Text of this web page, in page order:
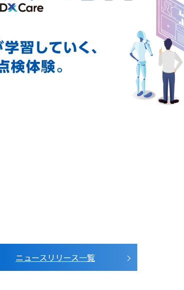
ニュースリリース一覧